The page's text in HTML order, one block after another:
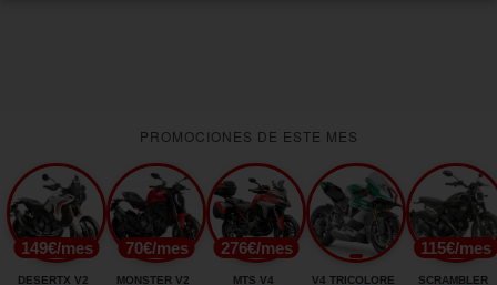
PROMOCIONES DE ESTE MES
149€/mes
DESERTX V2
70€/mes
MONSTER V2
276€/mes
MTS V4 V4 TRICOLORE
115€/mes
SCRAMBLER